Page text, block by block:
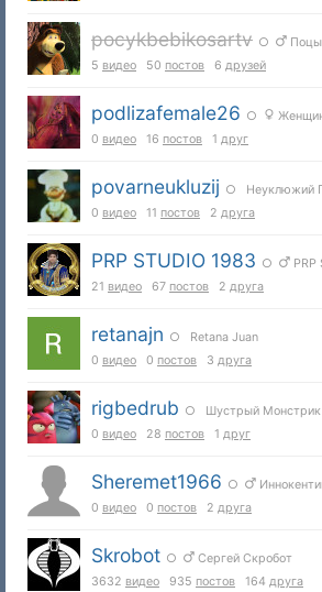
pocykbebikosartv ○
5 видео 50 постов 6 друзей
podlizafemale26 ○
0 видео 16 постов 1 друг
povarneukluzij ○ Неуклюжий
0 видео 11 постов 2 друга
PRP STUDIO 1983 ○
PRP
21 видео 67 постов 2 друга
retanajn ○ Retana Juan
0 видео 0 постов 3 друга
rigbedrub ○ Шустрый Монстрик
0 видео 28 постов 1 друг
Sheremet1966 ○
0 видео 0 постов 2 друга
Skrobot ○
Сергей Скробот
3632 видео 935 постов 164 друга